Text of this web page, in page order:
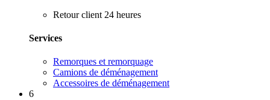
Retour client 24 heures
Services
Remorques et remorquage
Camions de déménagement
Accessoires de déménagement
6